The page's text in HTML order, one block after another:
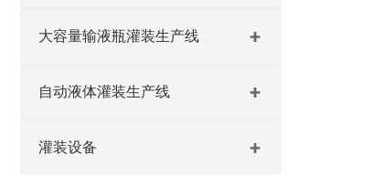
大容量输液瓶灌装生产线
自动液体灌装生产线
灌装设备